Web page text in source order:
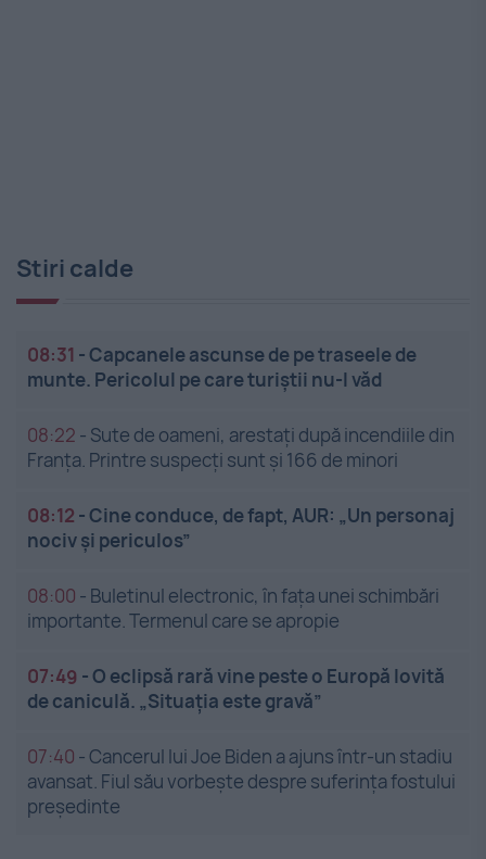
Stiri calde
08:31 -Capcanele ascunse de pe traseele de
munte. Pericolul pe care turiștii nu-l văd
08:22 - Sute de oameni, arestați după incendiile din
Franța. Printre suspecți sunt și 166 de minori
08:12 -Cine conduce, de fapt, AUR: „Un personaj
nociv și periculos”
08:00 - Buletinul electronic, în fața unei schimbări
importante. Termenul care se apropie
07:49 -O eclipsă rară vine peste o Europă lovită
de caniculă. „Situația este gravă”
07:40 -Cancerul lui Joe Biden a ajuns într-un stadiu
avansat. Fiul său vorbește despre suferința fostului
președinte